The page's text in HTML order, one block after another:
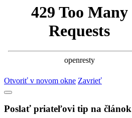
Otvoriť v novom okne Zavrieť
Poslať priateľovi tip na článok